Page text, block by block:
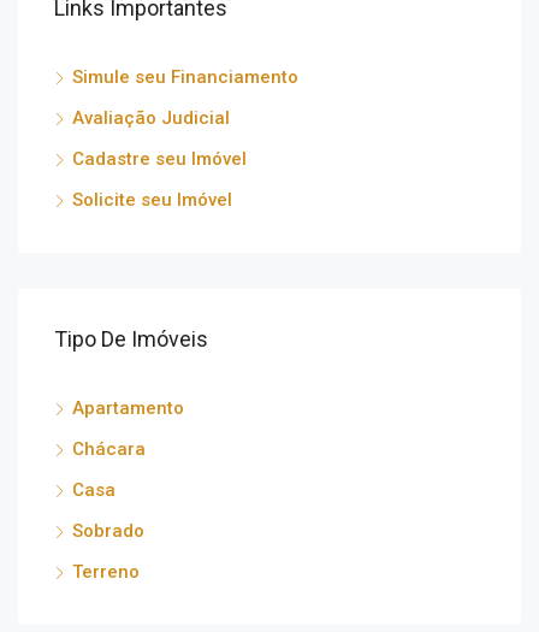
Links Importantes
Simule seu Financiamento
Avaliação Judicial
Cadastre seu Imóvel
Solicite seu Imóvel
Tipo De Imóveis
Apartamento
Chácara
Casa
Sobrado
Terreno